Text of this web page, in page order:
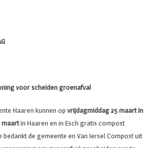
voor scheiden groenafval
Haaren kunnen op vrijdagmiddag 25 maart in
maartin Haaren en in Esch gratis compost
bedankt de gemeente en Van Iersel Compost uit